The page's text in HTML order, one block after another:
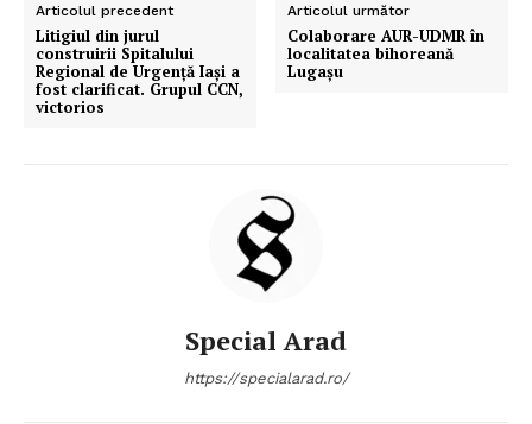
Articolul precedent
Litigiul din jurul
construirii Spitalului
Regional de Urgență Iași a
fost clarificat. Grupul CCN,
victorios
Articolul următor
Colaborare AUR-UDMR în
localitatea bihoreană
Lugașu
Special Arad
https://specialarad.ro/